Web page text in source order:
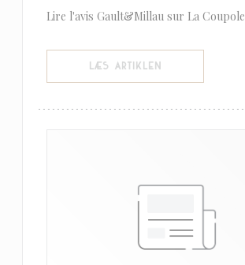
Lire l'avis Gault&Millau sur La Coupole
LÆS ARTIKLEN